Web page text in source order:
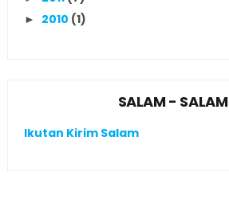
► 2010 (1)
SALAM - SALAM
Ikutan Kirim Salam